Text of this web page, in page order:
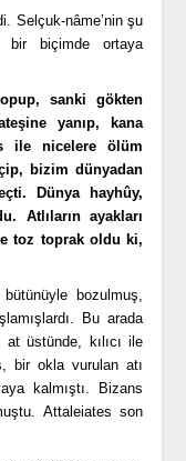
Selçuk-nâme’nin şu
bir biçimde ortaya
sanki gökten
yanıp, kana
ile nicelere ölüm
bizim dünyadan
Dünya hayhûy,
Atlıların ayakları
toz toprak oldu ki,
bozulmuş,
Bu arada
üstünde, kılıcı ile
bir okla vurulan atı
kalmıştı. Bizans
Attaleiates son